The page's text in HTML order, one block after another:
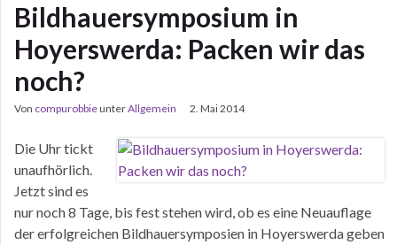
Bildhauersymposium in
Hoyerswerda: Packen wir das
noch?
Von compurobbieunterAllgemein 2. Mai 2014
Die Uhr tickt
unaufhörlich.
Jetzt sind es
nur noch 8 Tage, bis fest stehen wird, ob es eine Neuauflage
der erfolgreichen Bildhauersymposien in Hoyerswerda geben